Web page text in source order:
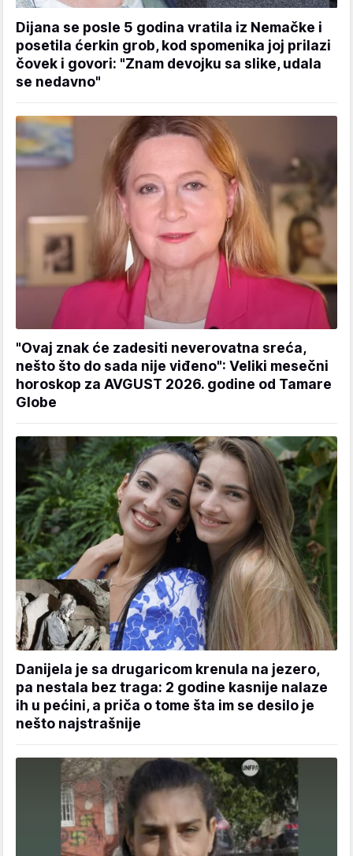
Dijana se posle 5 godina vratila iz Nemačke i
posetila ćerkin grob, kod spomenika joj prilazi
čovek i govori: "Znam devojku sa slike, udala
se nedavno"
"Ovaj znak će zadesiti neverovatna sreća,
nešto što do sada nije viđeno": Veliki mesečni
horoskop za AVGUST 2026. godine od Tamare
Globe
Danijela je sa drugaricom krenula na jezero,
pa nestala bez traga: 2 godine kasnije nalaze
ih u pećini, a priča o tome šta im se desilo je
nešto najstrašnije